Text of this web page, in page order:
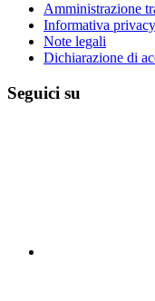
Amministrazione
Informativa privacy
Note legali
Dichiarazione di
Seguici su